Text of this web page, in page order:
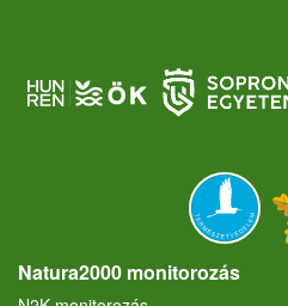
Natura2000 monitorozás